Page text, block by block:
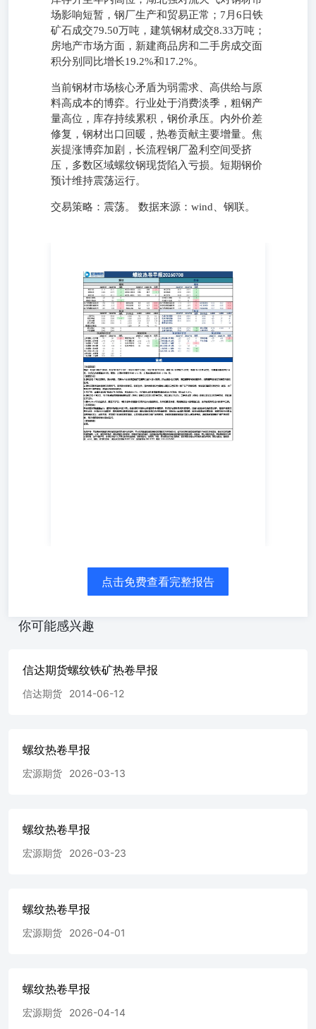
场影响短暂，钢厂生产和贸易正常；7月6日铁
矿石成交79.50万吨，建筑钢材成交8.33万吨；
房地产市场方面，新建商品房和二手房成交面
积分别同比增长19.2%和17.2%。
当前钢材市场核心矛盾为弱需求、高供给与原
料高成本的博弈。行业处于消费淡季，粗钢产
量高位，库存持续累积，钢价承压。内外价差
修复，钢材出口回暖，热卷贡献主要增量。焦
炭提涨博弈加剧，长流程钢厂盈利空间受挤
压，多数区域螺纹钢现货陷入亏损。短期钢价
预计维持震荡运行。
交易策略：震荡。 数据来源：wind、钢联。
元，热卷10-1价差-28元。10月合约卷螺差214元，01月合约
卷螺差203元。现货：上海中天螺纹3160（-）元；上海本钢
热卷3310（-10）元。 【重要资讯】 1.6月29日-7月5日期
间，澳大利亚、巴西七个主要港口铁矿石库存总量1439.4万
吨，环比增加42.1万吨，港口库存延续累库趋势，当前库存
规模已升至年内高位区间。 2.7月6日夜间湖北遭遇强对流
天气，黄冈黄州区受灾。调研显示，鄂州地区钢材仓库出入
库及发运正常；钢厂生产未受影响，贸易端订单交付无延
误；武鄂、大广等高速已逐步疏通，运输时效仅短时受扰。
3.7月7日，全国主港铁矿石成交79.50万吨，环比增68.1%；
237家主流贸易商建筑钢材成交8.33万吨，环比减13.8%。
4.6月29日-7月5日，10个重点城市新建商品房成交（签约）
轮提涨博弈加剧，长流程高成本挤压钢厂盈利空间，多数区
域螺纹钢现货已陷入点对点亏损。后续重点跟踪钢厂减产落
荡。 免责声明：本报告分析及建议所依据的信息均来源于
公开资料，本公司对这些信息的准确性和完整性不作任何保
已力求报告内容的客观、公正，但文中的观点、结论和建议
信息进行期货投资所造成的一切后果，本公司概不负责。本
节和修改。数据来源：wind、钢联。研究所 白净 ：期货从
业资格号F03097282投资咨询号 Z0018999电话：010-
点击免费查看完整报告
你可能感兴趣
信达期货螺纹铁矿热卷早报
信达期货 2014-06-12
螺纹热卷早报
宏源期货 2026-03-13
螺纹热卷早报
宏源期货 2026-03-23
螺纹热卷早报
宏源期货 2026-04-01
螺纹热卷早报
宏源期货 2026-04-14